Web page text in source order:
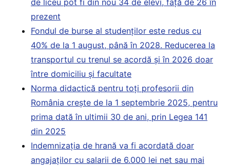
prezent
Fondul de burse al studenților este redus cu
40% de la 1 august, până în 2028. Reducerea la
transportul cu trenul se acordă și în 2026 doar
între domiciliu și facultate
Norma didactică pentru toți profesorii din
România crește de la 1 septembrie 2025, pentru
prima dată în ultimii 30 de ani, prin Legea 141
din 2025
Indemnizația de hrană va fi acordată doar
angajaților cu salarii de 6.000 lei net sau mai